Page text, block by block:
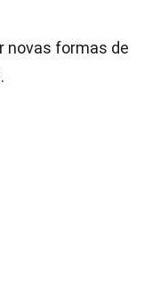
novas formas de